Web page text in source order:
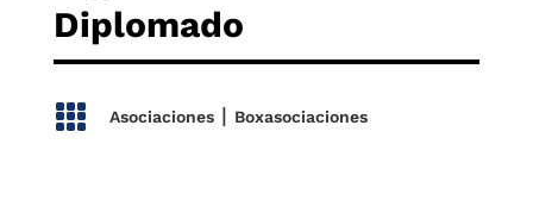
Diplomado
 Asociaciones| Boxasociaciones